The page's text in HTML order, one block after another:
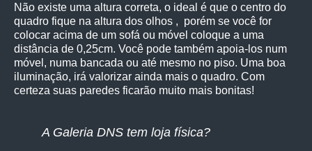
Não existe uma altura correta, o ideal é que o centro do
quadro fique na altura dos olhos , porém se você for
colocar acima de um sofá ou móvel coloque a uma
distância de 0,25cm. Você pode também apoia-los num
móvel, numa bancada ou até mesmo no piso. Uma boa
iluminação, irá valorizar ainda mais o quadro. Com
certeza suas paredes ficarão muito mais bonitas!
A Galeria DNS tem loja física?